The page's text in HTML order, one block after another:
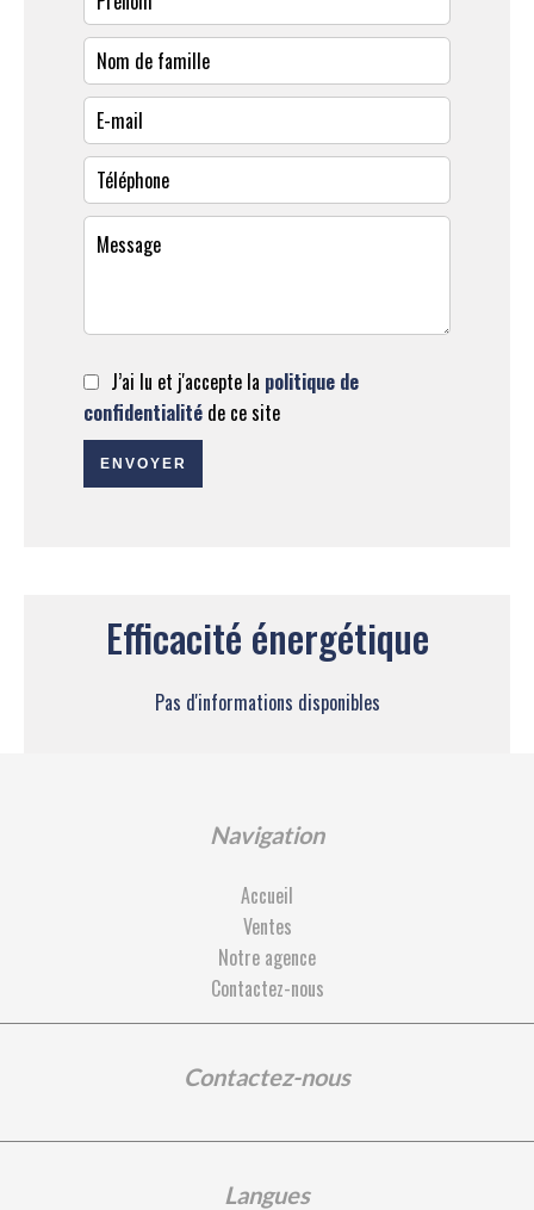
J’ai lu et j'accepte la politique de
confidentialité de ce site
ENVOYER
Efficacité énergétique
Pas d'informations disponibles
Navigation
Accueil
Ventes
Notre agence
Contactez-nous
Contactez-nous
Langues